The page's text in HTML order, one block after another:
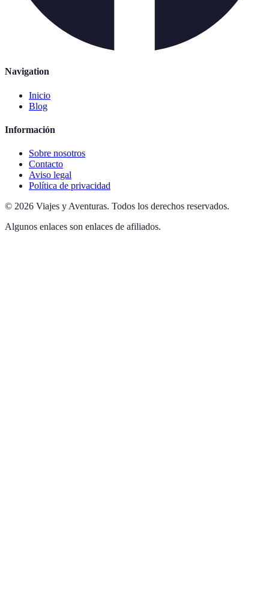
Navigation
Inicio
Blog
Información
Sobre nosotros
Contacto
Aviso legal
Política de privacidad
© 2026 Viajes y Aventuras. Todos los derechos reservados.
Algunos enlaces son enlaces de afiliados.